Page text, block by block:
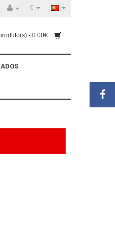
€
- 0.00€